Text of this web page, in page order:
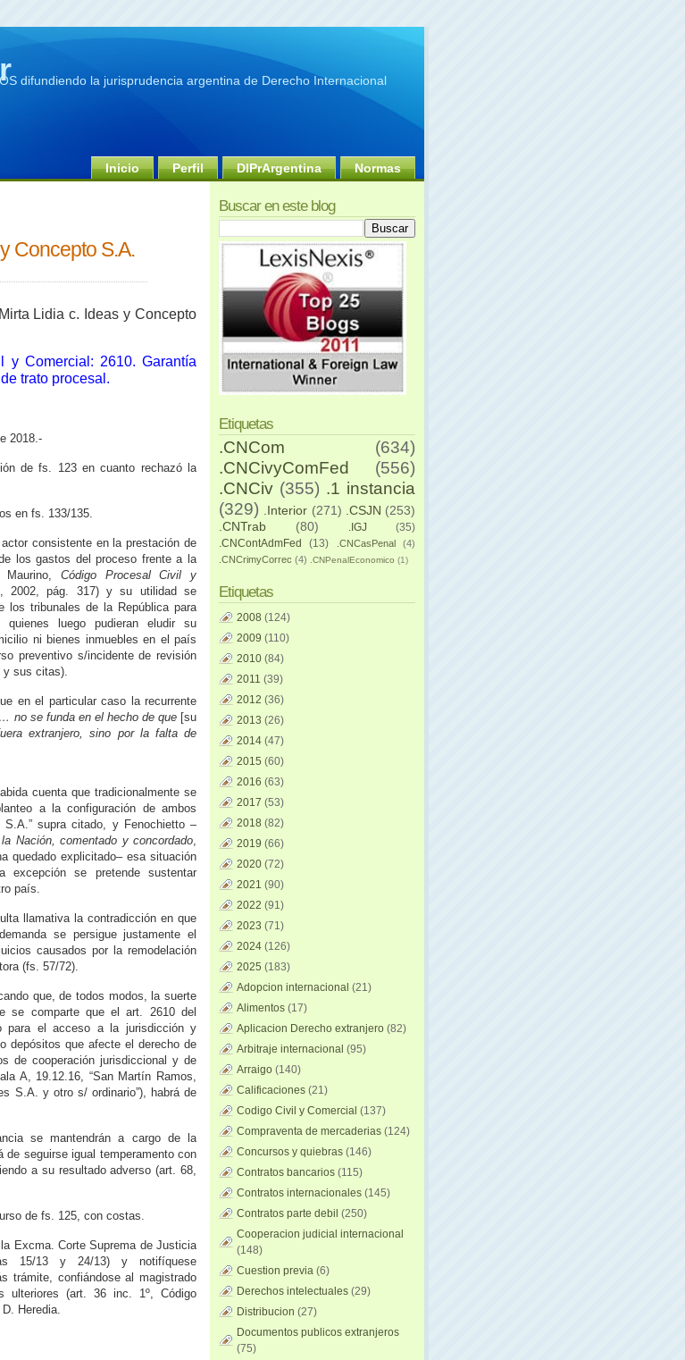
difundiendo la jurisprudencia argentina de Derecho Internacional
Inicio Perfil DIPrArgentina Normas
Concepto S.A.
Lidia c. Ideas y Concepto
y Comercial: 2610. Garantía
trato procesal.
2018.-
de fs. 123 en cuanto rechazó la
en fs. 133/135.
consistente en la prestación de
los gastos del proceso frente a la
Código Procesal Civil y
2002, pág. 317) y su utilidad se
los tribunales de la República para
luego pudieran eludir su
ni bienes inmuebles en el país
preventivo s/incidente de revisión
y sus citas).
en el particular caso la recurrente
… no se funda en el hecho de que [su
extranjero, sino por la falta de
cuenta que tradicionalmente se
a la configuración de ambos
S.A.” supra citado, y Fenochietto –
Nación, comentado y concordado,
quedado explicitado– esa situación
se pretende sustentar
país.
llamativa la contradicción en que
se persigue justamente el
causados por la remodelación
(fs. 57/72).
que, de todos modos, la suerte
se comparte que el art. 2610 del
para el acceso a la jurisdicción y
depósitos que afecte el derecho de
de cooperación jurisdiccional y de
A, 19.12.16, “San Martín Ramos,
S.A. y otro s/ ordinario”), habrá de
se mantendrán a cargo de la
seguirse igual temperamento con
a su resultado adverso (art. 68,
de fs. 125, con costas.
Excma. Corte Suprema de Justicia
15/13 y 24/13) y notifíquese
trámite, confiándose al magistrado
ulteriores (art. 36 inc. 1º, Código
Heredia.
Buscar en este blog
Etiquetas
.CNCom
(634)
.CNCivyComFed
(556)
.CNCiv (355) .1 instancia
(329)
.Interior (271) .CSJN (253)
.CNTrab
(80) .IGJ
(35)
.CNContAdmFed
(13) .CNCasPenal
(4)
.CNCrimyCorrec (4) .CNPenalEconomico (1)
Etiquetas
2008 (124)
2009 (110)
2010 (84)
2011 (39)
2012 (36)
2013 (26)
2014 (47)
2015 (60)
2016 (63)
2017 (53)
2018 (82)
2019 (66)
2020 (72)
2021 (90)
2022 (91)
2023 (71)
2024 (126)
2025 (183)
Adopcion internacional (21)
Alimentos (17)
Aplicacion Derecho extranjero (82)
Arbitraje internacional (95)
Arraigo (140)
Calificaciones (21)
Codigo Civil y Comercial (137)
Compraventa de mercaderias (124)
Concursos y quiebras (146)
Contratos bancarios (115)
Contratos internacionales (145)
Contratos parte debil (250)
Cooperacion judicial internacional
(148)
Cuestion previa (6)
Derechos intelectuales (29)
Distribucion (27)
Documentos publicos extranjeros
(75)